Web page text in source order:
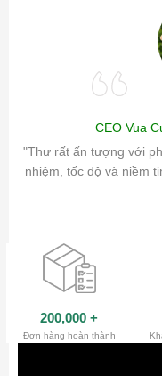
CEO Vua
"Thư rất ấn tượng với
nhiệm, tốc độ và niềm
sóc
200,000 +
Đơn hàng hoàn thành